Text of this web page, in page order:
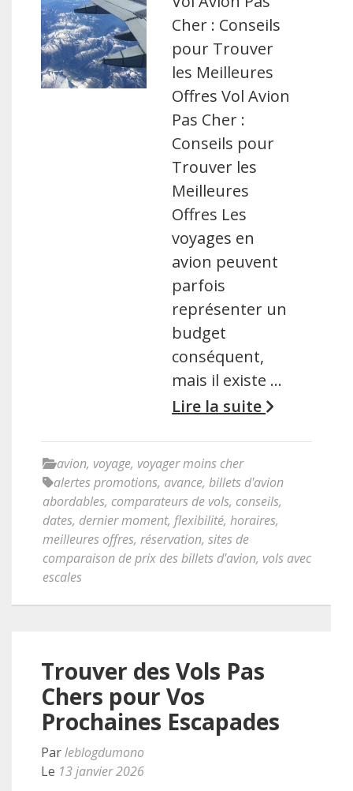
Cher : Conseils
pour Trouver
les Meilleures
Offres Vol Avion
Pas Cher :
Conseils pour
Trouver les
Meilleures
Offres Les
voyages en
avion peuvent
parfois
représenter un
budget
conséquent,
mais il existe …
Lire la suite
avion, voyage, voyager moins cher
alertes promotions, avance, billets d'avion
abordables, comparateurs de vols, conseils,
dates, dernier moment, flexibilité, horaires,
meilleures offres, réservation, sites de
comparaison de prix des billets d'avion, vols avec
escales
Trouver des Vols Pas
Chers pour Vos
Prochaines Escapades
Parleblogdumono
Le 13 janvier 2026